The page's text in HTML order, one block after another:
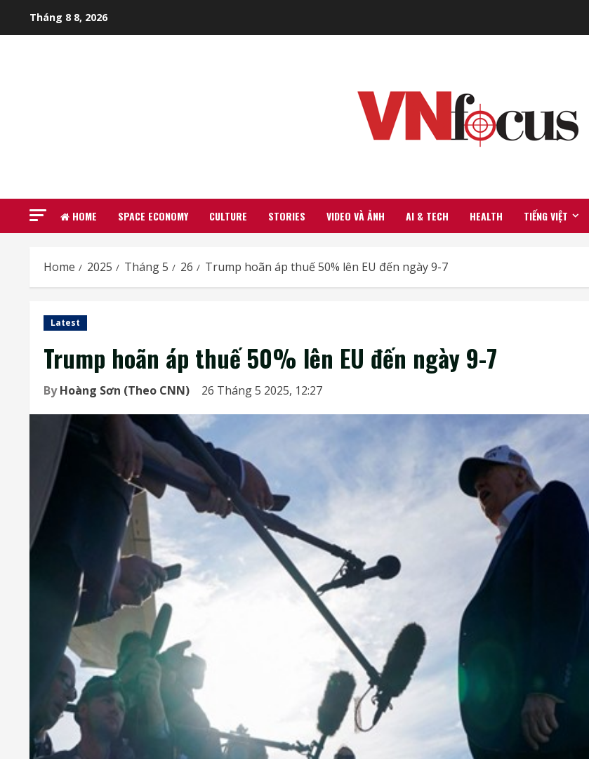
Tháng 8 8, 2026
HOME SPACE ECONOMY CULTURE STORIES VIDEO VÀ ẢNH AI & TECH HEALTH TIẾNG VIỆT
Home 2025 Tháng 5 26 Trump hoãn áp thuế 50% lên EU đến ngày 9-7
Latest
Trump hoãn áp thuế 50% lên EU đến ngày 9-7
ByHoàng Sơn (Theo CNN) 26 Tháng 5 2025, 12:27